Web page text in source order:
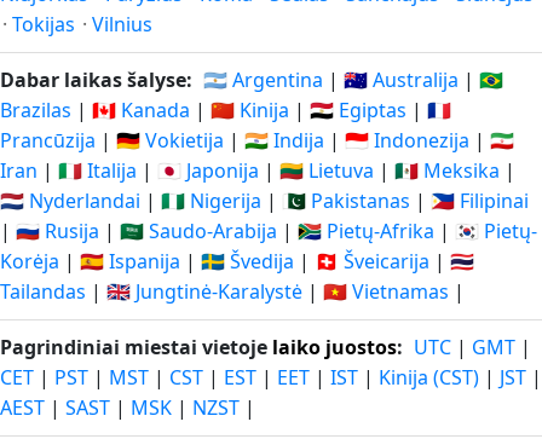
· Tokijas · Vilnius
Dabar laikas šalyse: 🇦🇷 Argentina | 🇦🇺 Australija | 🇧🇷
Brazilas | 🇨🇦 Kanada | 🇨🇳 Kinija | 🇪🇬 Egiptas | 🇫🇷
Prancūzija | 🇩🇪 Vokietija | 🇮🇳 Indija | 🇮🇩 Indonezija | 🇮🇷
Iran | 🇮🇹 Italija | 🇯🇵 Japonija | 🇱🇹 Lietuva | 🇲🇽 Meksika |
🇳🇱 Nyderlandai | 🇳🇬 Nigerija | 🇵🇰 Pakistanas | 🇵🇭 Filipinai
| 🇷🇺 Rusija | 🇸🇦 Saudo-Arabija | 🇿🇦 Pietų-Afrika | 🇰🇷 Pietų-
Korėja | 🇪🇸 Ispanija | 🇸🇪 Švedija | 🇨🇭 Šveicarija | 🇹🇭
Tailandas | 🇬🇧 Jungtinė-Karalystė | 🇻🇳 Vietnamas |
Pagrindiniai miestai vietoje laiko juostos: UTC | GMT |
CET | PST | MST | CST | EST | EET | IST | Kinija (CST) | JST |
AEST | SAST | MSK | NZST |